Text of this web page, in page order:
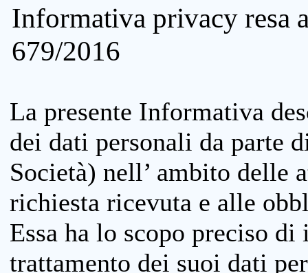
Informativa privacy resa
679/2016
La presente Informativa
dei dati personali da parte
Società) nell’ ambito delle
richiesta ricevuta e alle
Essa ha lo scopo preciso
trattamento dei suoi dati